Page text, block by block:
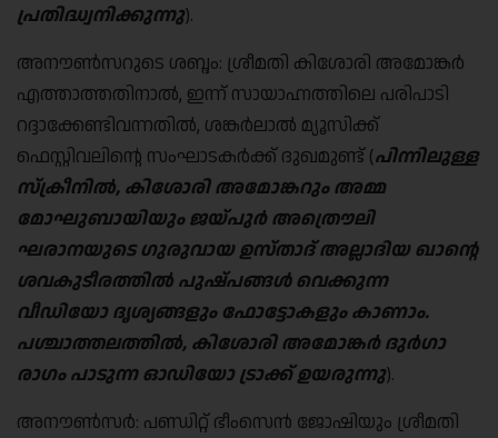
പ്രതിദ്ധ്വനിക്കുന്നു).
അനൗൺസറുടെ ശബ്ദം: ശ്രീമതി കിശോരി അമോങ്കർ
എത്താത്തതിനാൽ, ഇന്ന് സായാഹ്നത്തിലെ പരിപാടി
റദ്ദാക്കേണ്ടിവന്നതിൽ, ശങ്കർലാൽ മ്യൂസിക്ക്
ഫെസ്റ്റിവലിന്റെ സംഘാടകർക്ക് ദുഖമുണ്ട് (പിന്നിലുള്ള
സ്ക്രീനിൽ, കിശോരി അമോങ്കറും അമ്മ
മോഘുബായിയുംജയ്പുർ അത്രൌലി
ഘരാനയുടെ ഗുരുവായ ഉസ്താദ് അല്ലാദിയ ഖാന്റെ
ശവകുടീരത്തിൽ പുഷ്പങ്ങൾ വെക്കുന്ന
വീഡിയോ ദൃശ്യങ്ങളും ഫോട്ടോകളും കാണാം.
പശ്ചാത്തലത്തിൽ, കിശോരി അമോങ്കർ ദുർഗാ
രാഗം പാടുന്ന ഓഡിയോ ട്രാക്ക് ഉയരുന്നു).
അനൗൺസർ: പണ്ഡിറ്റ് ഭീംസെൻ ജോഷിയും ശ്രീമതി